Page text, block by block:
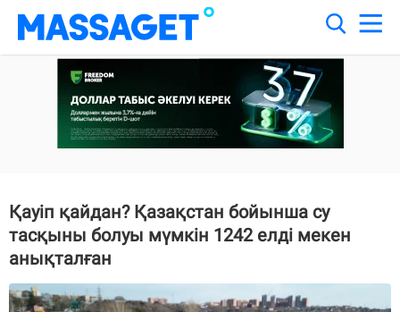
Қауіп қайдан? Қазақстан бойынша су
тасқыны болуы мүмкін 1242 елді мекен
анықталған